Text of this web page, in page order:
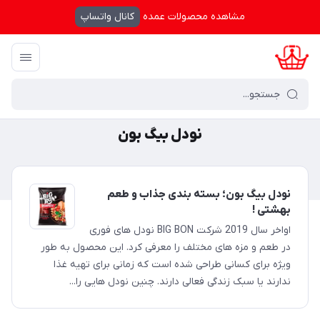
مشاهده محصولات عمده کانال واتساپ
کرال شاپینگ / نودل بیگ بون
نودل بیگ بون
نودل بیگ بون؛ بسته بندی جذاب و طعم
بهشتی !
اواخر سال 2019 شرکت BIG BON نودل های فوری
در طعم و مزه های مختلف را معرفی کرد. این محصول به طور
ویژه برای کسانی طراحی شده است که زمانی برای تهیه غذا
ندارند یا سبک زندگی فعالی دارند. چنین نودل هایی را...